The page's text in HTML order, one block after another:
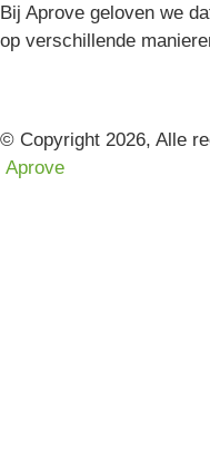
Bij Aprove geloven we
op verschillende
© Copyright 2026, Alle
Aprove